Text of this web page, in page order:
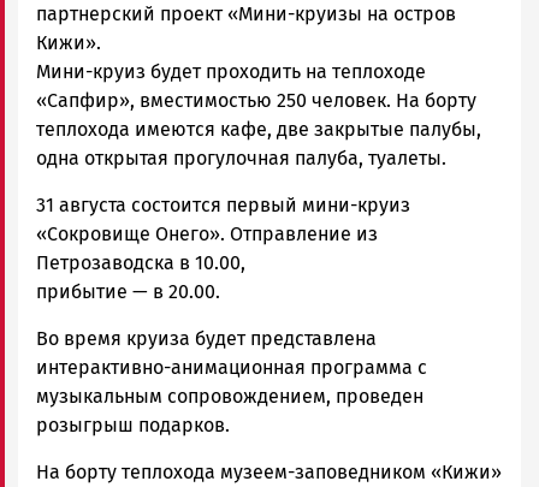
партнерский проект «Мини-круизы на остров
Кижи».
Мини-круиз будет проходить на теплоходе
«Сапфир», вместимостью 250 человек. На борту
теплохода имеются кафе, две закрытые палубы,
одна открытая прогулочная палуба, туалеты.
31 августа состоится первый мини-круиз
«Сокровище Онего». Отправление из
Петрозаводска в 10.00,
прибытие — в 20.00.
Во время круиза будет представлена
интерактивно-анимационная программа с
музыкальным сопровождением, проведен
розыгрыш подарков.
На борту теплохода музеем-заповедником «Кижи»